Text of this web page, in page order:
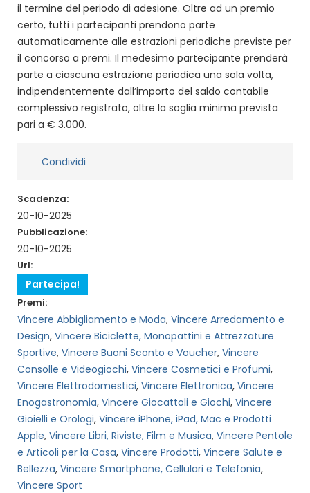
il termine del periodo di adesione. Oltre ad un premio
certo, tutti i partecipanti prendono parte
automaticamente alle estrazioni periodiche previste per
il concorso a premi. Il medesimo partecipante prenderà
parte a ciascuna estrazione periodica una sola volta,
indipendentemente dall’importo del saldo contabile
complessivo registrato, oltre la soglia minima prevista
pari a € 3.000.
Condividi
Scadenza:
20-10-2025
Pubblicazione:
20-10-2025
Url:
Partecipa!
Premi:
Vincere Abbigliamento e Moda, Vincere Arredamento e
Design, Vincere Biciclette, Monopattini e Attrezzature
Sportive, Vincere Buoni Sconto e Voucher, Vincere
Consolle e Videogiochi, Vincere Cosmetici e Profumi,
Vincere Elettrodomestici, Vincere Elettronica, Vincere
Enogastronomia, Vincere Giocattoli e Giochi, Vincere
Gioielli e Orologi, Vincere iPhone, iPad, Mac e Prodotti
Apple, Vincere Libri, Riviste, Film e Musica, Vincere Pentole
e Articoli per la Casa, Vincere Prodotti, Vincere Salute e
Bellezza, Vincere Smartphone, Cellulari e Telefonia,
Vincere Sport